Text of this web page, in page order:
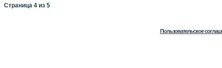
Страница 4 из 5
Пользовательское